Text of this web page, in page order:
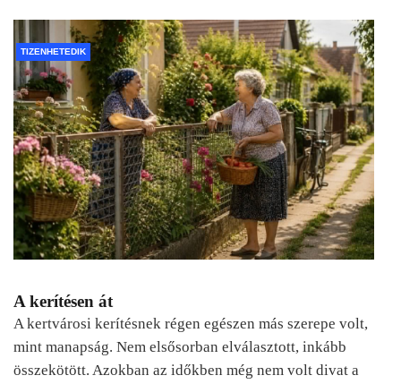
TIZENHETEDIK
A kerítésen át
A kertvárosi kerítésnek régen egészen más szerepe volt,
mint manapság. Nem elsősorban elválasztott, inkább
összekötött. Azokban az időkben még nem volt divat a